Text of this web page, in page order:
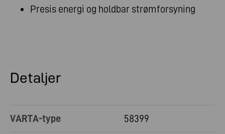
Presis energi og holdbar strømforsyning
Detaljer
VARTA-type 58399